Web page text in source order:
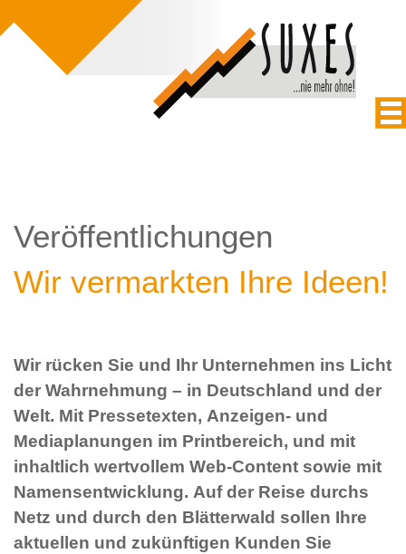
Veröffentlichungen
Wir vermarkten Ihre Ideen!
Wir rücken Sie und Ihr Unternehmen ins Licht
der Wahrnehmung – in Deutschland und der
Welt. Mit Pressetexten, Anzeigen- und
Mediaplanungen im Printbereich, und mit
inhaltlich wertvollem Web-Content sowie mit
Namensentwicklung. Auf der Reise durchs
Netz und durch den Blätterwald sollen Ihre
aktuellen und zukünftigen Kunden Sie